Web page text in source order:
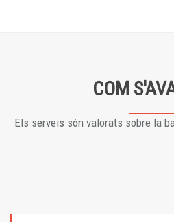
COM
Els serveis són valorats sobre la